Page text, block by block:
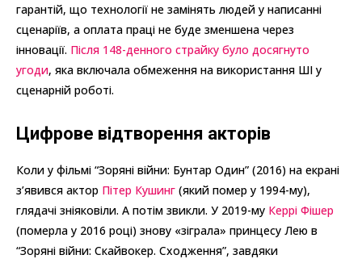
гарантій, що технології не замінять людей у написанні
сценаріїв, а оплата праці не буде зменшена через
інновації. Після 148-денного страйку було досягнуто
угоди, яка включала обмеження на використання ШІ у
сценарній роботі.
Цифрове відтворення акторів
Коли у фільмі “Зоряні війни: Бунтар Один” (2016) на екрані
з’явився актор Пітер Кушинг (який помер у 1994-му),
глядачі зніяковіли. А потім звикли. У 2019-му Керрі Фішер
(померла у 2016 році) знову «зіграла» принцесу Лею в
“Зоряні війни: Скайвокер. Сходження”, завдяки